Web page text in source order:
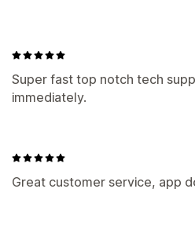
Super fast top notch tech
immediately.
Great customer service, app